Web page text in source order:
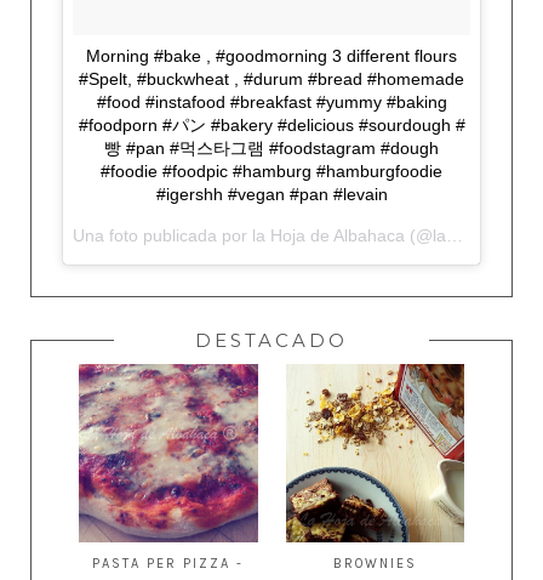
Morning #bake , #goodmorning 3 different flours
#Spelt, #buckwheat , #durum #bread #homemade
#food #instafood #breakfast #yummy #baking
#foodporn #パン #bakery #delicious #sourdough #
빵 #pan #먹스타그램 #foodstagram #dough
#foodie #foodpic #hamburg #hamburgfoodie
#igershh #vegan #pan #levain
DESTACADO
PASTA PER PIZZA - BROWNIES